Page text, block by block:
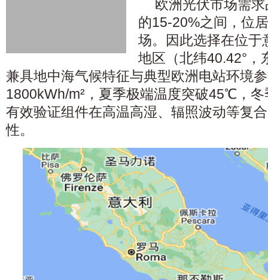
欧洲光伏市场需
的15-20%之间，位
场。因此选择在位于
地区（北纬40.42°，
兼具地中海气候特征与典型欧洲电站环境
1800kWh/m²，夏季极端温度突破45℃，
有效验证组件在高温高湿、辐照波动等复
性。